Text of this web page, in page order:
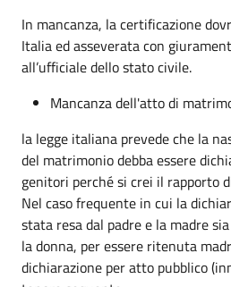
In mancanza, la certificazione
Italia ed asseverata con
all’ufficiale dello stato civile.
Mancanza dell'atto di
la legge italiana prevede che la
del matrimonio debba essere
genitori perché si crei il rapporto
Nel caso frequente in cui la
stata resa dal padre e la madre
la donna, per essere ritenuta
dichiarazione per atto pubblico